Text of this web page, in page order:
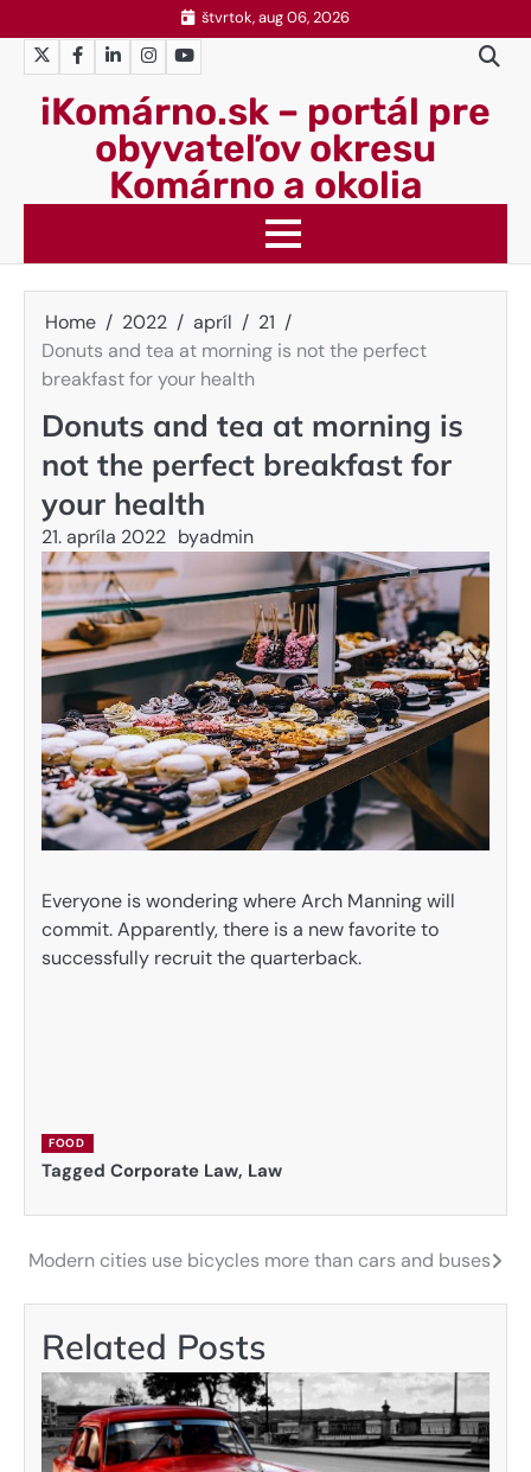
to
content
štvrtok, aug 06, 2026
TwitterFacebook
LinkedInInstagramYouTube
iKomárno.sk – portál pre
obyvateľov okresu
Komárno a okolia
Home 2022 apríl
21
Donuts and tea at morning is not the perfect
breakfast for your health
Donuts and tea at morning is
not the perfect breakfast for
your health
21. apríla 2022 byadmin
Everyone is wondering where Arch Manning will
commit. Apparently, there is a new favorite to
successfully recruit the quarterback.
FOOD
Tagged Corporate Law, Law
Navigácia
v
článku
Modern cities use bicycles more than cars and buses
Related Posts